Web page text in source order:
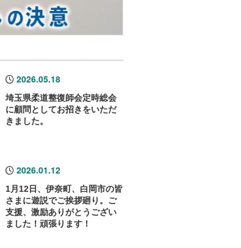
2026.05.18
埼玉県柔道整復師会定時総会
に顧問としてお招きをいただ
きました。
2026.01.12
1月12日、伊奈町、白岡市の皆
さまに遊説でご挨拶廻り。ご
支援、激励ありがとうござい
ました！頑張ります！